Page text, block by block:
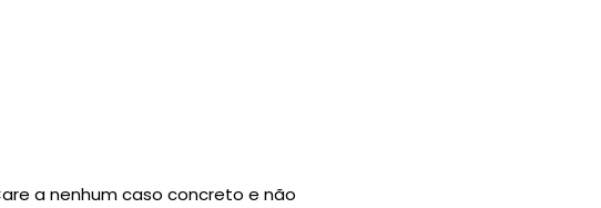
a nenhum caso concreto e não